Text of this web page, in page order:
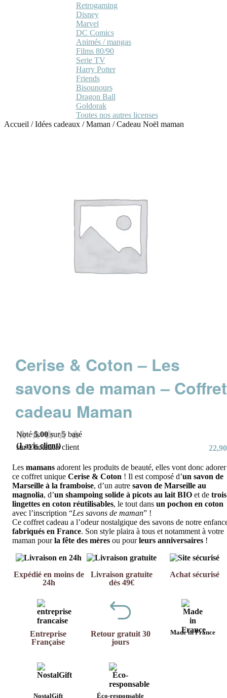
Retrogaming
Disney
Marvel
DC Comics
Animés / mangas
Films 80/90
Serie TV
Harry Potter
Friends
Bisounours
Dragon Ball
Goldorak
Toutes nos autres licenses
Accueil /Idées cadeaux /Maman /Cadeau Noël maman
Cerise & Coton – Les
savons de maman – Coffret
cadeau Maman
Noté5.00 sur 5 basé
sur1notation client
(1avis client) 22,90
Les mamans adorent les produits de beauté, elles vont donc adorer
ce coffret unique Cerise & Coton ! Il est composé d’un savon de
Marseille à la framboise, d’un autre savon de Marseille au
magnolia, d’un shampoing solide à picots au lait BIO et de trois
lingettes en coton réutilisables, le tout dans un pochon en coton
avec l’inscription “Les savons de maman” !
Ce coffret cadeau a l’odeur nostalgique des savons de notre
fabriqués en France. Son style plaira à tous et notamment à votre
maman pourla fête des mères ou pourleurs anniversaires !
Expédié en moins de
24h
Livraison gratuite
dès 49€
Achat sécurisé
Entreprise
Française
Retour gratuit 30
jours
Made in France
NostalGift Éco-responsable